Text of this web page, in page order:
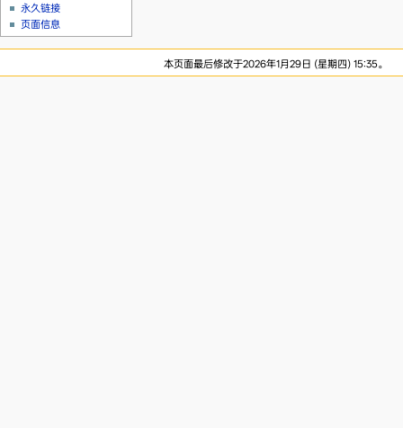
永久链接
页面信息
本页面最后修改于2026年1月29日 (星期四) 15:35。